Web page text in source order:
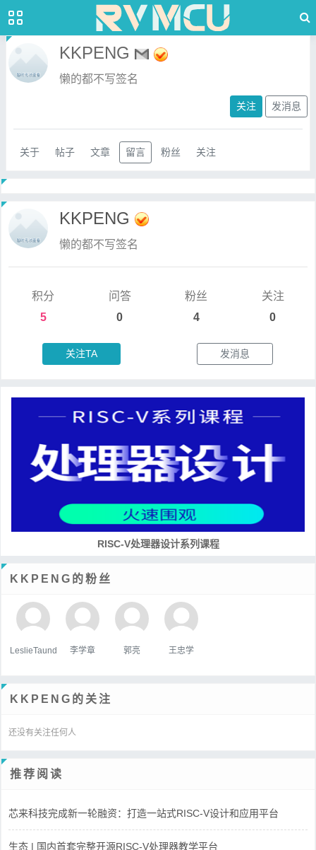
KKPENG
懒的都不写签名
关注 发消息
关于 帖子 文章 留言 粉丝 关注
KKPENG
懒的都不写签名
积分
5
问答
0
粉丝
4
关注
0
关注TA 发消息
RISC-V处理器设计系列课程
KKPENG的粉丝
LeslieTaund 李学章 郭亮 王忠学
KKPENG的关注
还没有关注任何人
推荐阅读
芯来科技完成新一轮融资：打造一站式RISC-V设计和应用平台
生态 | 国内首套完整开源RISC-V处理器教学平台